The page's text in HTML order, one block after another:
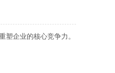
企业的核心竞争力。